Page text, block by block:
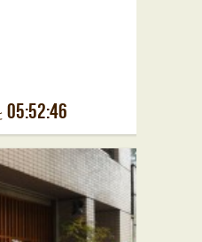
05:52:46